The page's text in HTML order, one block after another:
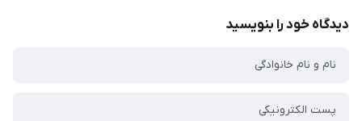
دیدگاه خود را بنویسید